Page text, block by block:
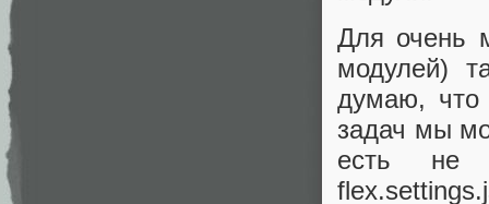
Для очень
модулей)
думаю, что
задач мы
есть не